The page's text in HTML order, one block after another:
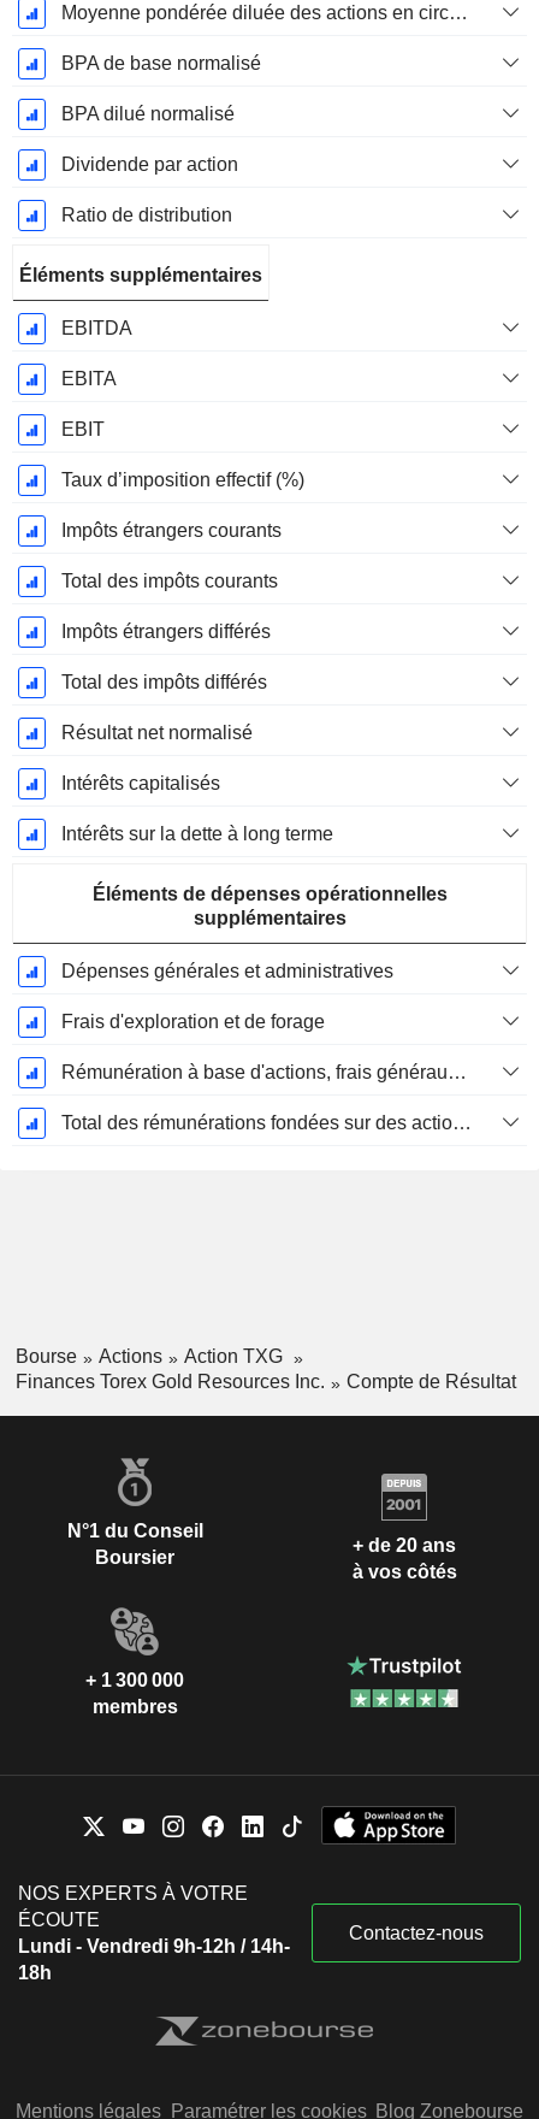
Moyenne pondérée diluée des actions en circulation
BPA de base normalisé
BPA dilué normalisé
Dividende par action
Ratio de distribution
Éléments supplémentaires
EBITDA
EBITA
EBIT
Taux d’imposition effectif (%)
Impôts étrangers courants
Total des impôts courants
Impôts étrangers différés
Total des impôts différés
Résultat net normalisé
Intérêts capitalisés
Intérêts sur la dette à long terme
Éléments de dépenses opérationnelles
supplémentaires
Dépenses générales et administratives
Frais d'exploration et de forage
Rémunération à base d'actions, frais généraux et administratifs (total)
Total des rémunérations fondées sur des actions
Bourse Actions
Action TXG
Finances Torex Gold Resources Inc.
Compte de Résultat
N°1 du Conseil
Boursier
+ de 20 ans
à vos côtés
+ 1 300 000
membres
NOS EXPERTS À VOTRE
ÉCOUTE
Lundi - Vendredi 9h-12h / 14h-
18h
Contactez-nous
Mentions légales Paramétrer les cookies Blog Zonebourse